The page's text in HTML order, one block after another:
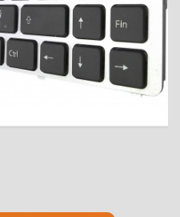
2
Open submenu
1
Open submenu
4
Open submenu